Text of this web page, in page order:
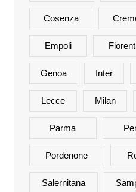
Cosenza
Empoli
Genoa Inter
Lecce Milan
Parma
Pordenone
Salernitana